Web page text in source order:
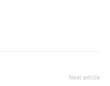
Next article